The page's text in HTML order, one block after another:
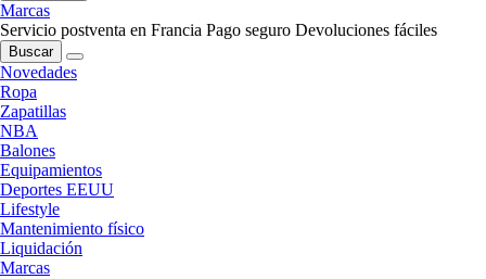
Marcas
Servicio postventa en Francia Pago seguro Devoluciones fáciles
Buscar
Novedades
Ropa
Zapatillas
NBA
Balones
Equipamientos
Deportes EEUU
Lifestyle
Mantenimiento físico
Liquidación
Marcas